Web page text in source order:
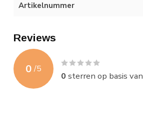
Artikelnummer
Reviews
0 /5
0 sterren op basis van